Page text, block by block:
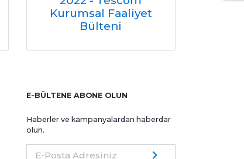
Kurumsal Faaliyet
Bülteni
E-BÜLTENE ABONE OLUN
Haberler ve kampanyalardan haberdar
olun.
E-Posta Adresiniz